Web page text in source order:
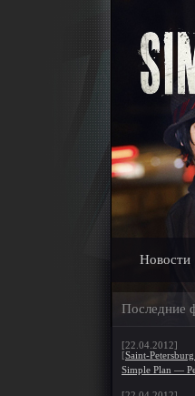
Новости
Последние
[22.04.2012]
[Saint-
Simple Plan —